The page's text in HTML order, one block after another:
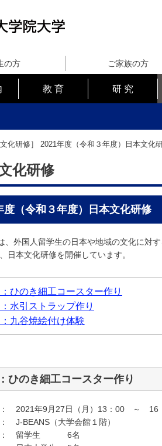
の方 ご家族の方
教 育 研 究
化研修］ 2021年度（令和３年度）日本文化
化研修
度（令和３年度）日本文化研修
、外国人留学生の日本や地域の文化に対
日本文化研修を開催しています。
ひのき細工コースター作り
水引ストラップ作り
九谷焼絵付け体験
ひのき細工コースター作り
2021年9月27日（月）13：00 ～ 16
BEANS（大学会館１階）
： 留学生 6名